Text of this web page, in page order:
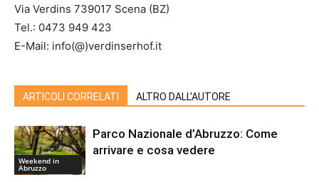
Via Verdins 739017 Scena (BZ)
Tel.: 0473 949 423
E-Mail: info(@)verdinserhof.it
ARTICOLI CORRELATI ALTRO DALL'AUTORE
Weekend in
Abruzzo
Parco Nazionale d’Abruzzo: Come
arrivare e cosa vedere